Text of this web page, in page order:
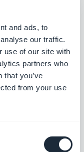
and ads, to
our traffic.
use of our site with
partners who
that you’ve
from your use
auprès de
avec ces
à votre
web ou leurs
faire une